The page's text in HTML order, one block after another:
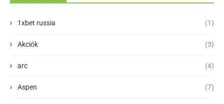
1xbet russia (1)
Akciók (3)
arc (4)
Aspen (7)